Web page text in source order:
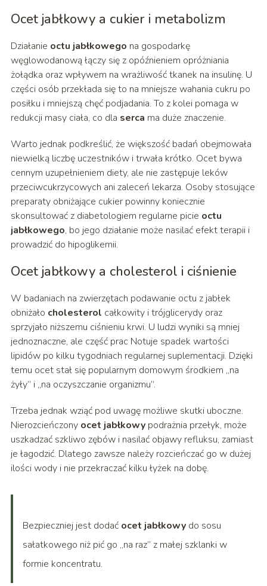
Ocet jabłkowy a cukier i metabolizm
Działanie octu jabłkowego na gospodarkę
węglowodanową łączy się z opóźnieniem opróżniania
żołądka oraz wpływem na wrażliwość tkanek na insulinę. U
części osób przekłada się to na mniejsze wahania cukru po
posiłku i mniejszą chęć podjadania. To z kolei pomaga w
redukcji masy ciała, co dla serca ma duże znaczenie.
Warto jednak podkreślić, że większość badań obejmowała
niewielką liczbę uczestników i trwała krótko. Ocet bywa
cennym uzupełnieniem diety, ale nie zastępuje leków
przeciwcukrzycowych ani zaleceń lekarza. Osoby stosujące
preparaty obniżające cukier powinny koniecznie
skonsultować z diabetologiem regularne picie octu
jabłkowego, bo jego działanie może nasilać efekt terapii i
prowadzić do hipoglikemii.
Ocet jabłkowy a cholesterol i ciśnienie
W badaniach na zwierzętach podawanie octu z jabłek
obniżało cholesterol całkowity i trójglicerydy oraz
sprzyjało niższemu ciśnieniu krwi. U ludzi wyniki są mniej
jednoznaczne, ale część prac Notuje spadek wartości
lipidów po kilku tygodniach regularnej suplementacji. Dzięki
temu ocet stał się popularnym domowym środkiem „na
żyły” i „na oczyszczanie organizmu”.
Trzeba jednak wziąć pod uwagę możliwe skutki uboczne.
Nierozcieńczony ocet jabłkowypodrażnia przełyk, może
uszkadzać szkliwo zębów i nasilać objawy refluksu, zamiast
je łagodzić. Dlatego zawsze należy rozcieńczać go w dużej
ilości wody i nie przekraczać kilku łyżek na dobę.
Bezpieczniej jest dodać ocet jabłkowydo sosu
sałatkowego niż pić go „na raz” z małej szklanki w
formie koncentratu.